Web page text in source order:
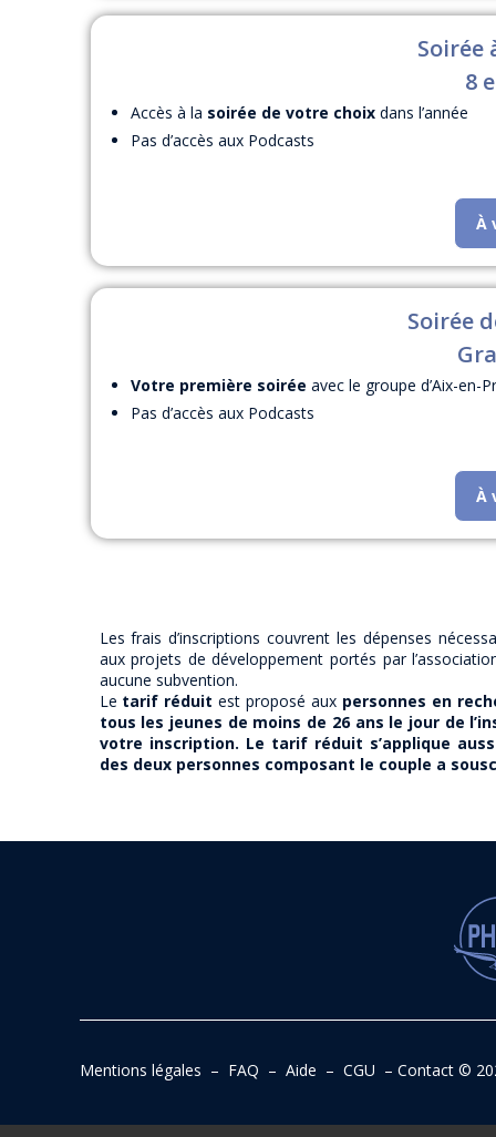
Soirée
8
Accès à la soirée de votre choixdans l’année
Pas d’accès aux Podcasts
À
Soirée
Votre première soirée avec le groupe d’Aix-en-
Pas d’accès aux Podcasts
À
Les frais d’inscriptions couvrent les dépenses
aux projets de développement portés par
aucune subvention.
Le tarif réduit est proposé aux personnes en
tous les jeunes de moins de 26 ans le jour de
votre inscription. Le tarif réduit s’applique
des deux personnes composant le couple a
Mentions légales – FAQ – Aide – CGU – Contact©